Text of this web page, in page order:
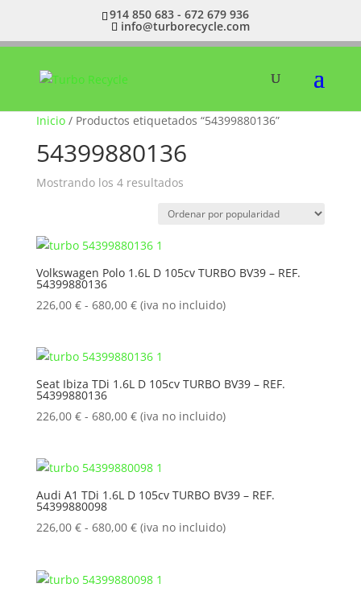
914 850 683 - 672 679 936
info@turborecycle.com
Inicio/ Productos etiquetados “54399880136”
54399880136
Mostrando los 4 resultadosOrdenado
popularidad
Volkswagen Polo 1.6L D 105cv TURBO BV39 – REF.
54399880136
226,00 € - 680,00 €Rango
desde
226,00 €
680,00 €
(iva no incluido)
Seat Ibiza TDi 1.6L D 105cv TURBO BV39 – REF.
54399880136
226,00 € - 680,00 €Rango
desde
226,00 €
680,00 €
(iva no incluido)
Audi A1 TDi 1.6L D 105cv TURBO BV39 – REF.
54399880098
226,00 € - 680,00 €Rango
desde
(iva no incluido)